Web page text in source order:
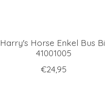
Harry's Horse Enkel Bus
41001005
€24,95